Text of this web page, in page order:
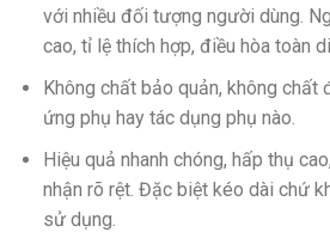
với nhiều đối tượng người dùng.
cao, tỉ lệ thích hợp, điều hòa toàn
Không chất bảo quản, không chất
ứng phụ hay tác dụng phụ nào.
Hiệu quả nhanh chóng, hấp thụ
nhận rõ rệt. Đặc biệt kéo dài chứ
sử dụng.